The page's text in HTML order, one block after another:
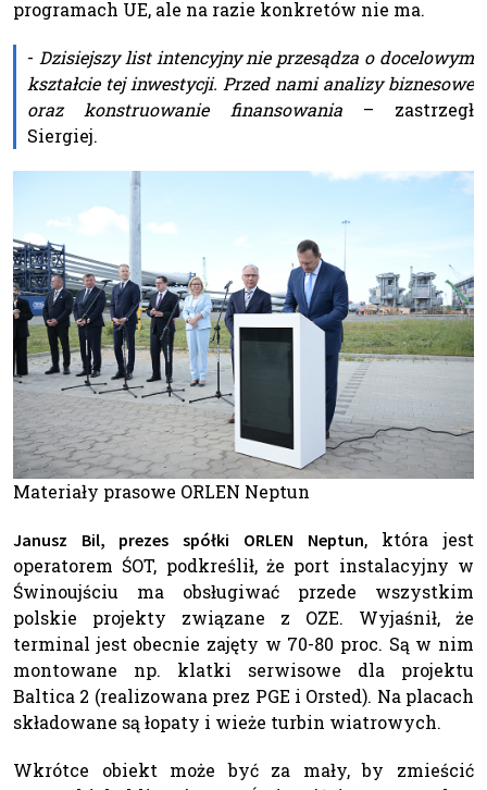
programach UE, ale na razie konkretów nie ma.
- Dzisiejszy list intencyjny nie przesądza o docelowym
kształcie tej inwestycji. Przed nami analizy biznesowe
oraz konstruowanie finansowania– zastrzegł
Siergiej.
Materiały prasowe ORLEN Neptun
Janusz Bil, prezes spółki ORLEN Neptun, która jest
operatorem ŚOT, podkreślił, że port instalacyjny w
Świnoujściu ma obsługiwać przede wszystkim
polskie projekty związane z OZE. Wyjaśnił, że
terminal jest obecnie zajęty w 70-80 proc. Są w nim
montowane np. klatki serwisowe dla projektu
Baltica 2 (realizowana prez PGE i Orsted). Na placach
składowane są łopaty i wieże turbin wiatrowych.
Wkrótce obiekt może być za mały, by zmieścić